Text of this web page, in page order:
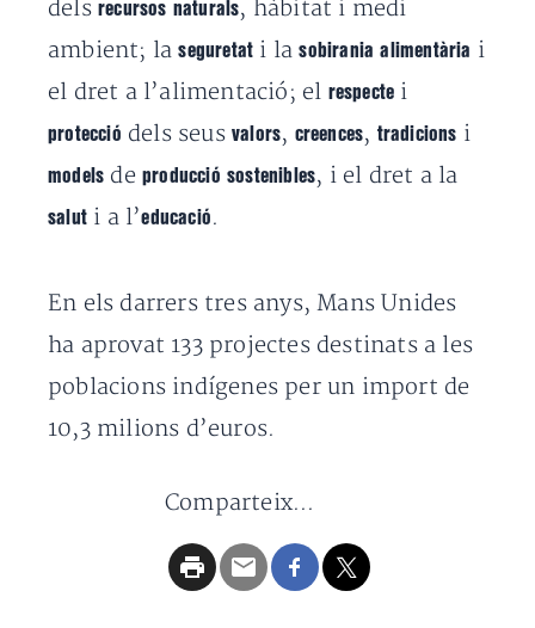
dels recursos naturals, hàbitat i medi
ambient; laseguretat i lasobirania alimentària i
el dret a l’alimentació; el respecte i
protecció dels seus valors, creences, tradicions i
models deproducció sostenibles, i el dret a la
salut i a l’educació .
En els darrers tres anys, Mans Unides
ha aprovat 133 projectes destinats a les
poblacions indígenes per un import de
10,3 milions d’euros.
Comparteix...